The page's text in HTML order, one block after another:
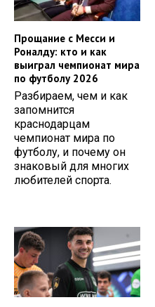
Прощание с Месси и
Роналду: кто и как
выиграл чемпионат мира
по футболу 2026
Разбираем, чем и как
запомнится
краснодарцам
чемпионат мира по
футболу, и почему он
знаковый для многих
любителей спорта.